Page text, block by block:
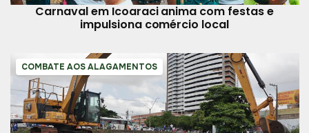
Carnaval em Icoaraci anima com festas e
impulsiona comércio local
COMBATE AOS ALAGAMENTOS